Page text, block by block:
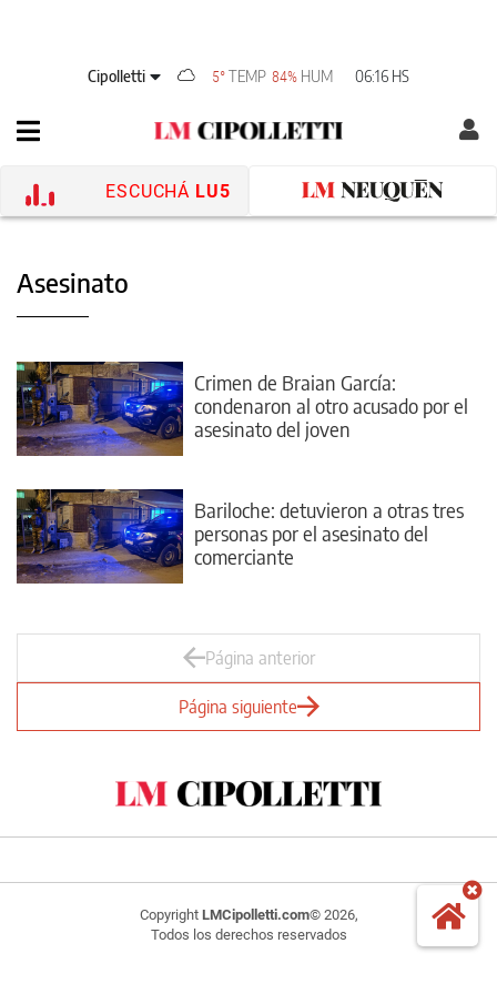
Cipolletti 5°TEMP 84% HUM 06:16 HS
ESCUCHÁ LU5
Asesinato
Crimen de Braian García:
condenaron al otro acusado por el
asesinato del joven
Bariloche: detuvieron a otras tres
personas por el asesinato del
comerciante
Página anterior
Página siguiente
Copyright LMCipolletti.com© 2026,
Todos los derechos reservados